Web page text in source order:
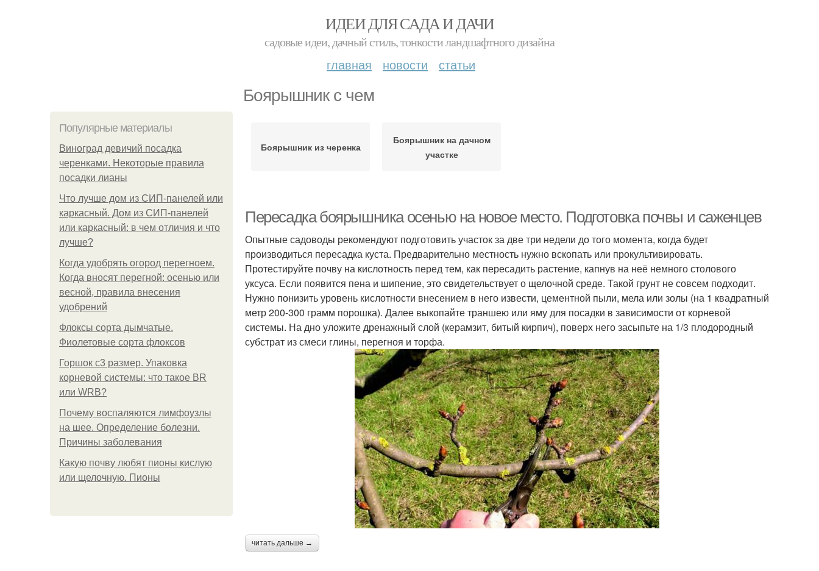
ИДЕИ ДЛЯ САДА И ДАЧИ
садовые идеи, дачный стиль, тонкости ландшафтного дизайна
главная новости статьи
Боярышник с чем
Популярные материалы
Виноград девичий посадка
черенками. Некоторые правила
посадки лианы
Что лучше дом из СИП-панелей или
каркасный. Дом из СИП-панелей
или каркасный: в чем отличия и что
лучше?
Когда удобрять огород перегноем.
Когда вносят перегной: осенью или
весной, правила внесения
удобрений
Флоксы сорта дымчатые.
Фиолетовые сорта флоксов
Горшок с3 размер. Упаковка
корневой системы: что такое BR
или WRB?
Почему воспаляются лимфоузлы
на шее. Определение болезни.
Причины заболевания
Какую почву любят пионы кислую
или щелочную. Пионы
Боярышник из черенка
Боярышник на дачном
участке
Пересадка боярышника осенью на новое место. Подготовка почвы и саженцев
Опытные садоводы рекомендуют подготовить участок за две три недели до того момента, когда будет
производиться пересадка куста. Предварительно местность нужно вскопать или прокультивировать.
Протестируйте почву на кислотность перед тем, как пересадить растение, капнув на неё немного столового
уксуса. Если появится пена и шипение, это свидетельствует о щелочной среде. Такой грунт не совсем подходит.
Нужно понизить уровень кислотности внесением в него извести, цементной пыли, мела или золы (на 1 квадратный
метр 200-300 грамм порошка). Далее выкопайте траншею или яму для посадки в зависимости от корневой
системы. На дно уложите дренажный слой (керамзит, битый кирпич), поверх него засыпьте на 1/3 плодородный
субстрат из смеси глины, перегноя и торфа.
читать дальше →